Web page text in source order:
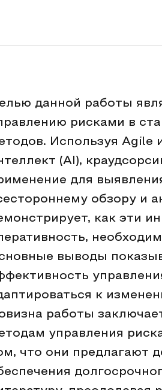
данной работы
рисками в
Используя Agile
(AI),
для
обзору и
как эти
выводы
к
работы
управления
что они предлагают